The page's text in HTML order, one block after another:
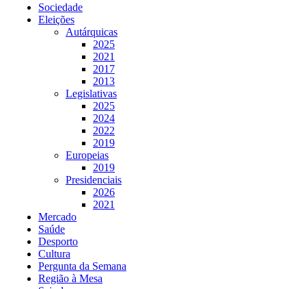
Sociedade
Eleições
Autárquicas
2025
2021
2017
2013
Legislativas
2025
2024
2022
2019
Europeias
2019
Presidenciais
2026
2021
Mercado
Saúde
Desporto
Cultura
Pergunta da Semana
Região à Mesa